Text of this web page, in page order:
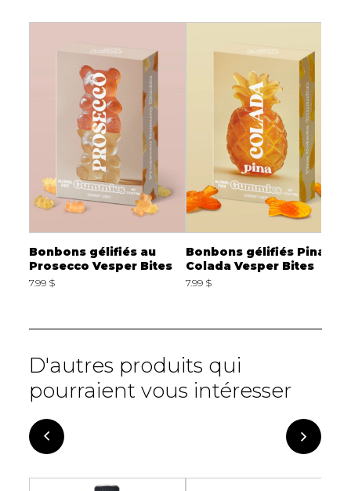
Bonbons gélifiés au
Prosecco Vesper Bites
7.99 $
Bonbons gélifiés Pina
Colada Vesper Bites
7.99 $
D'autres produits qui
pourraient vous intéresser